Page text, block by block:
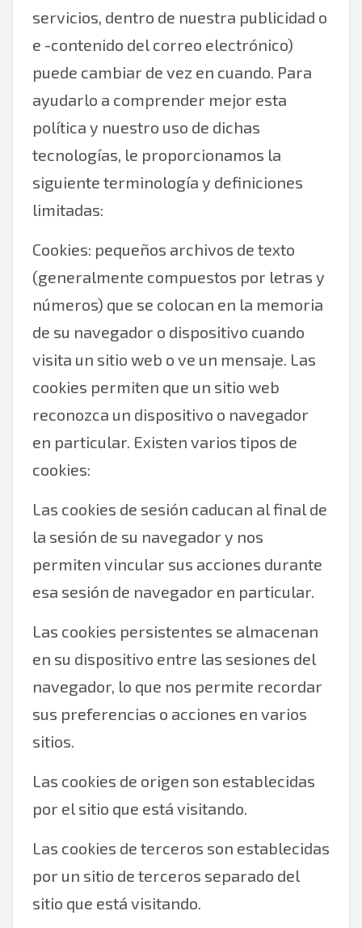
servicios, dentro de nuestra publicidad o
e -contenido del correo electrónico)
puede cambiar de vez en cuando. Para
ayudarlo a comprender mejor esta
política y nuestro uso de dichas
tecnologías, le proporcionamos la
siguiente terminología y definiciones
limitadas:
Cookies: pequeños archivos de texto
(generalmente compuestos por letras y
números) que se colocan en la memoria
de su navegador o dispositivo cuando
visita un sitio web o ve un mensaje. Las
cookies permiten que un sitio web
reconozca un dispositivo o navegador
en particular. Existen varios tipos de
cookies:
Las cookies de sesión caducan al final de
la sesión de su navegador y nos
permiten vincular sus acciones durante
esa sesión de navegador en particular.
Las cookies persistentes se almacenan
en su dispositivo entre las sesiones del
navegador, lo que nos permite recordar
sus preferencias o acciones en varios
sitios.
Las cookies de origen son establecidas
por el sitio que está visitando.
Las cookies de terceros son establecidas
por un sitio de terceros separado del
sitio que está visitando.